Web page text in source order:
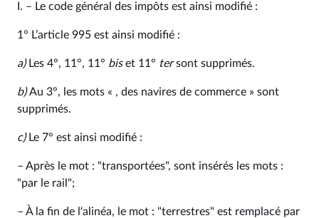
I. – Le code général des impôts est ainsi modifié :
1° L’article 995 est ainsi modifié :
a) Les 4°, 11°, 11° biset 11° tersont supprimés.
b)Au 3°, les mots « , des navires de commerce » sont
supprimés.
c) Le 7° est ainsi modifié :
– Après le mot : "transportées", sont insérés les mots :
"par le rail";
– À la fin de l'alinéa, le mot : "terrestres" est remplacé par